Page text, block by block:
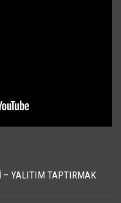
– YALITIM TAPTIRMAK